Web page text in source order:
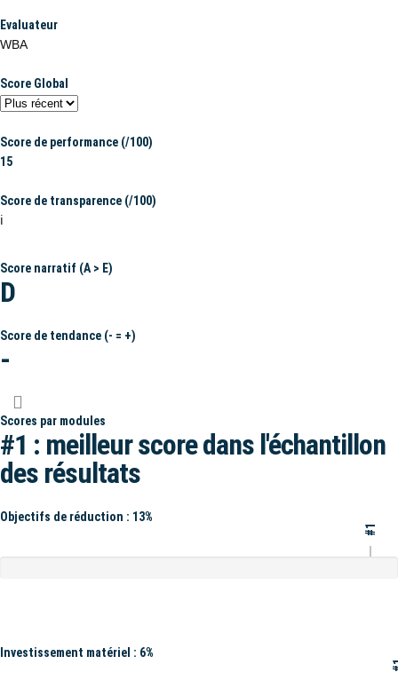
Evaluateur
WBA
Score Global
Score de performance (/100)
15
Score de transparence (/100)
ℹ️
Score narratif (A > E)
D
Score de tendance (- = +)
-
Scores par modules
#1 : meilleur score dans l'échantillon
des résultats
Objectifs de réduction : 13%
#1
Investissement matériel : 6%